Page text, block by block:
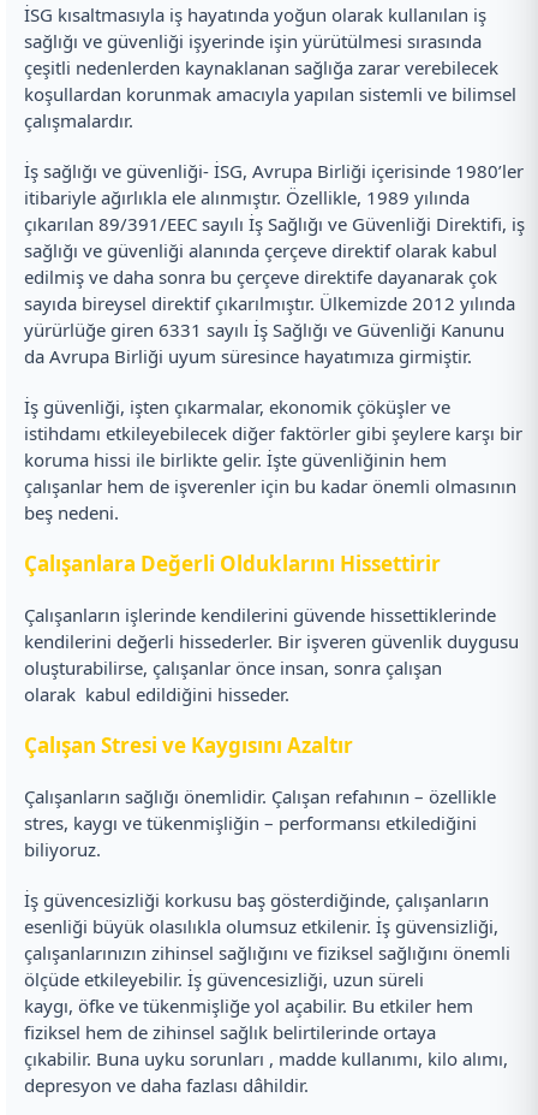
İSG kısaltmasıyla iş hayatında yoğun olarak kullanılan iş
sağlığı ve güvenliği işyerinde işin yürütülmesi sırasında
çeşitli nedenlerden kaynaklanan sağlığa zarar verebilecek
koşullardan korunmak amacıyla yapılan sistemli ve bilimsel
çalışmalardır.
İş sağlığı ve güvenliği- İSG, Avrupa Birliği içerisinde 1980’ler
itibariyle ağırlıkla ele alınmıştır. Özellikle, 1989 yılında
çıkarılan 89/391/EEC sayılı İş Sağlığı ve Güvenliği Direktifi, iş
sağlığı ve güvenliği alanında çerçeve direktif olarak kabul
edilmiş ve daha sonra bu çerçeve direktife dayanarak çok
sayıda bireysel direktif çıkarılmıştır. Ülkemizde 2012 yılında
yürürlüğe giren 6331 sayılı İş Sağlığı ve Güvenliği Kanunu
da Avrupa Birliği uyum süresince hayatımıza girmiştir.
İş güvenliği, işten çıkarmalar, ekonomik çöküşler ve
istihdamı etkileyebilecek diğer faktörler gibi şeylere karşı bir
koruma hissi ile birlikte gelir. İşte güvenliğinin hem
çalışanlar hem de işverenler için bu kadar önemli olmasının
beş nedeni.
Çalışanlara Değerli Olduklarını Hissettirir
Çalışanların işlerinde kendilerini güvende hissettiklerinde
kendilerini değerli hissederler. Bir işveren güvenlik duygusu
oluşturabilirse, çalışanlar önce insan, sonra çalışan
olarak kabul edildiğini hisseder.
Çalışan Stresi ve Kaygısını Azaltır
Çalışanların sağlığı önemlidir. Çalışan refahının – özellikle
stres, kaygı ve tükenmişliğin – performansı etkilediğini
biliyoruz.
İş güvencesizliği korkusu baş gösterdiğinde, çalışanların
esenliği büyük olasılıkla olumsuz etkilenir. İş güvensizliği,
çalışanlarınızın zihinsel sağlığını ve fiziksel sağlığını önemli
ölçüde etkileyebilir. İş güvencesizliği, uzun süreli
kaygı, öfke ve tükenmişliğe yol açabilir. Bu etkiler hem
fiziksel hem de zihinsel sağlık belirtilerinde ortaya
çıkabilir. Buna uyku sorunları , madde kullanımı, kilo alımı,
depresyon ve daha fazlası dâhildir.